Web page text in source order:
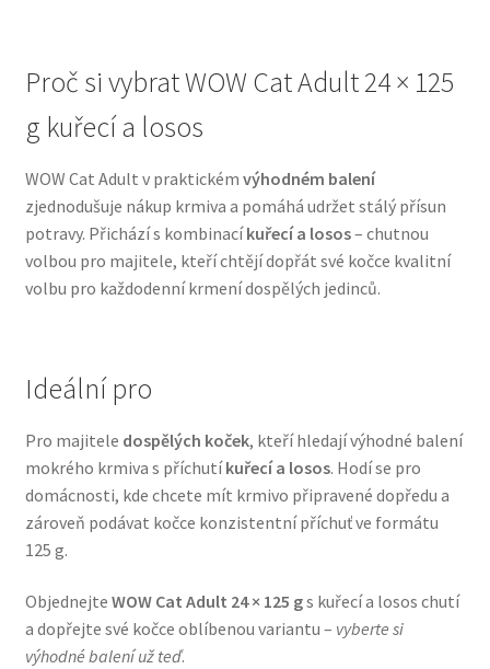
Oblečky pro psy
Pamlsky pro psy
Pelíšky pro psy
Ortopedické pelíšky
Veterinární dieta pro psy
Vodítka a obojky
Wolf of Wilderness
Proč si vybrat WOW Cat Adult 24 × 125
g kuřecí a losos
WOW Cat Adult v praktickém výhodném balení
zjednodušuje nákup krmiva a pomáhá udržet stálý přísun
potravy. Přichází s kombinacíkuřecí a losos– chutnou
volbou pro majitele, kteří chtějí dopřát své kočce kvalitní
volbu pro každodenní krmení dospělých jedinců.
Ideální pro
Pro majitele dospělých koček, kteří hledají výhodné balení
mokrého krmiva s příchutíkuřecí a losos. Hodí se pro
domácnosti, kde chcete mít krmivo připravené dopředu a
zároveň podávat kočce konzistentní příchuť ve formátu
125 g.
Objednejte WOW Cat Adult 24 × 125 gs kuřecí a losos chutí
a dopřejte své kočce oblíbenou variantu – vyberte si
výhodné balení už teď.